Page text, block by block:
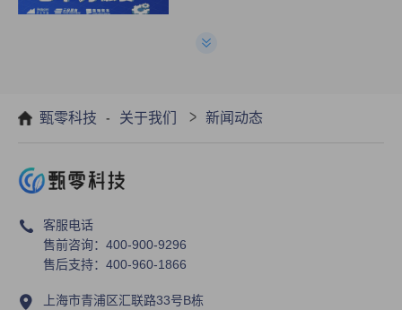
甄零科技 - 关于我们 > 新闻动态
客服电话
售前咨询：400-900-9296
售后支持：400-960-1866
上海市青浦区汇联路33号B栋